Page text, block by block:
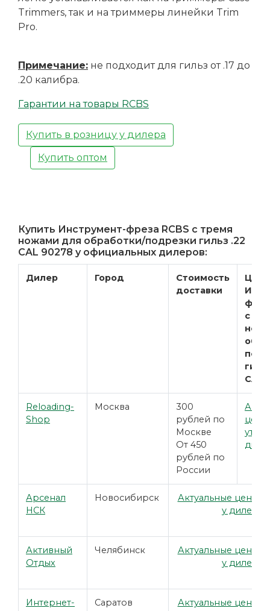
Trimmers, так и на триммеры линейки Trim
Pro.
Примечание: не подходит для гильз от .17 до
.20 калибра.
Гарантии на товары RCBS
Купить в розницу у дилера
Купить оптом
Купить Инструмент-фреза RCBS с тремя
ножами для обработки/подрезки гильз .22
CAL 90278 у официальных дилеров:
Дилер Город
Стоимость
доставки
с
CAL
Reloading-
Shop
Москва
300
рублей по
Москве
От 450
рублей по
России
цены
Арсенал
НСК
Новосибирск
Актуальные цены
у дилера
Активный
Отдых
Челябинск
Актуальные цены
у дилера
Интернет-
Саратов
Актуальные цены